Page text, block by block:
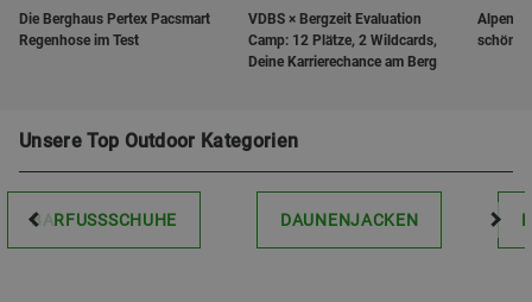
Die Berghaus Pertex Pacsmart
Regenhose im Test
VDBS × Bergzeit Evaluation
Camp: 12 Plätze, 2 Wildcards,
Deine Karrierechance am Berg
Unsere Top Outdoor Kategorien
BARFUSSSCHUHE DAUNENJACKEN